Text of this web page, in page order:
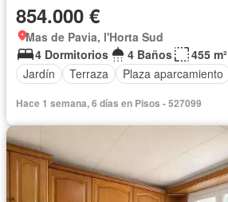
854.000 €
Mas de Pavia, l'Horta Sud
4 Dormitorios
4 Baños
455 m²
Jardín
Terraza Plaza aparcamiento
Hace 1 semana, 6 días en Pisos - 527099